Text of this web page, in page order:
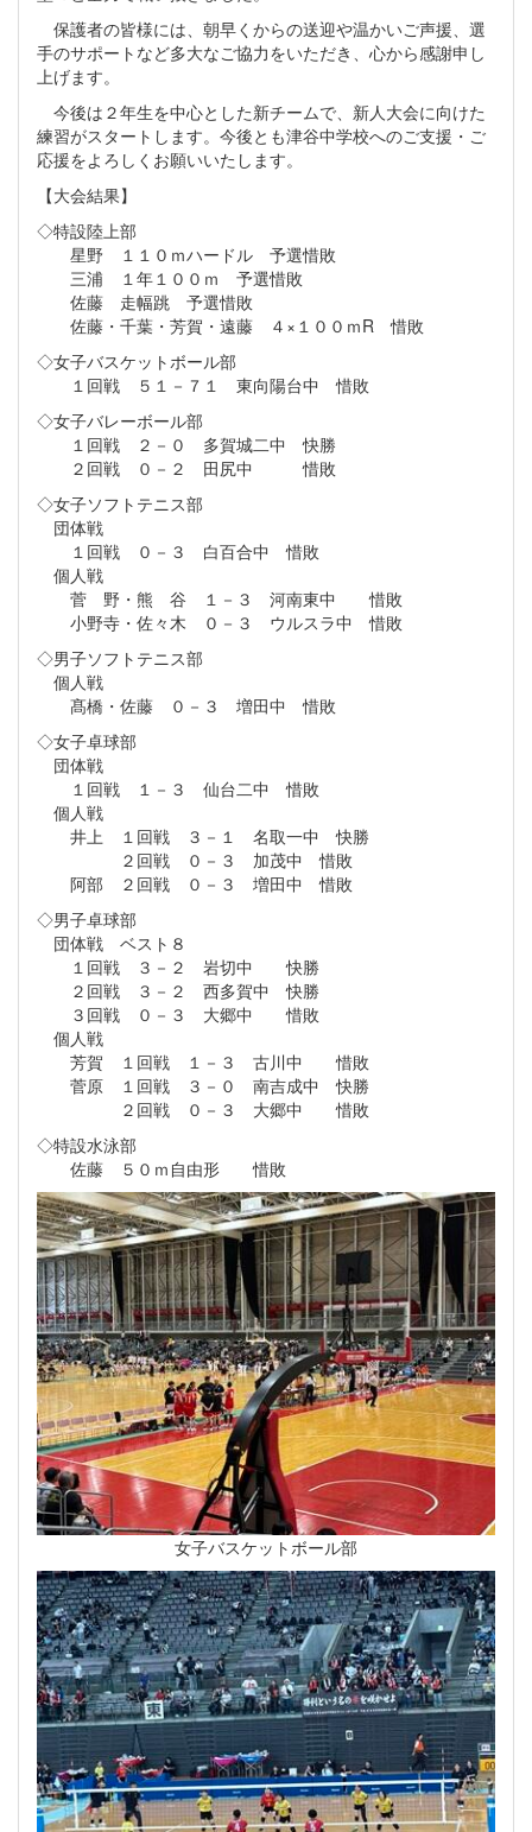
保護者の皆様には、朝早くからの送迎や温かいご声援、選
手のサポートなど多大なご協力をいただき、心から感謝申し
上げます。
今後は２年生を中心とした新チームで、新人大会に向けた
練習がスタートします。今後とも津谷中学校へのご支援・ご
応援をよろしくお願いいたします。
【大会結果】
◇特設陸上部
星野 １１０ｍハードル 予選惜敗
三浦 １年１００ｍ 予選惜敗
佐藤 走幅跳 予選惜敗
佐藤・千葉・芳賀・遠藤 ４×１００ｍR 惜敗
◇女子バスケットボール部
１回戦 ５１－７１ 東向陽台中 惜敗
◇女子バレーボール部
１回戦 ２－０ 多賀城二中 快勝
２回戦 ０－２ 田尻中 惜敗
◇女子ソフトテニス部
団体戦
１回戦 ０－３ 白百合中 惜敗
個人戦
菅 野・熊 谷 １－３ 河南東中 惜敗
小野寺・佐々木 ０－３ ウルスラ中 惜敗
◇男子ソフトテニス部
個人戦
髙橋・佐藤 ０－３ 増田中 惜敗
◇女子卓球部
団体戦
１回戦 １－３ 仙台二中 惜敗
個人戦
井上 １回戦 ３－１ 名取一中 快勝
２回戦 ０－３ 加茂中 惜敗
阿部 ２回戦 ０－３ 増田中 惜敗
◇男子卓球部
団体戦 ベスト８
１回戦 ３－２ 岩切中 快勝
２回戦 ３－２ 西多賀中 快勝
３回戦 ０－３ 大郷中 惜敗
個人戦
芳賀 １回戦 １－３ 古川中 惜敗
菅原 １回戦 ３－０ 南吉成中 快勝
２回戦 ０－３ 大郷中 惜敗
◇特設水泳部
佐藤 ５０ｍ自由形 惜敗
女子バスケットボール部